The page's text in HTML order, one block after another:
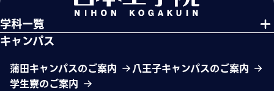
学科一覧
キャンパス
蒲田キャンパスのご案内
八王子キャンパスのご案内
学生寮のご案内